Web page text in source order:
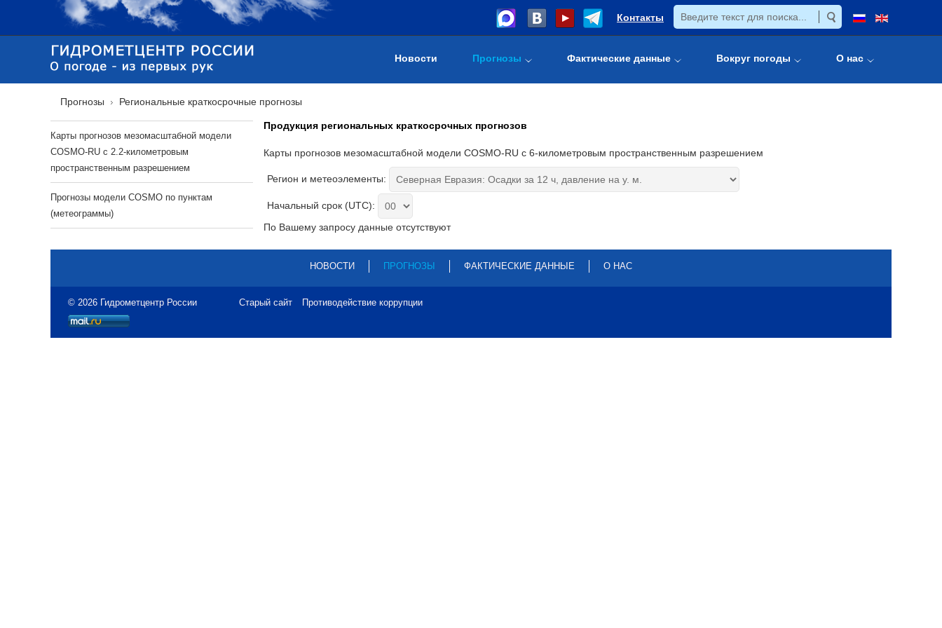
Контакты
Новости Прогнозы Фактические данные Вокруг погоды О нас
Прогнозы Региональные краткосрочные прогнозы
Продукция региональных краткосрочных прогнозов
Карты прогнозов мезомасштабной модели COSMO-RU с 6-километровым пространственным разрешением
Регион и метеоэлементы:
Начальный срок (UTC):
По Вашему запросу данные отсутствуют
Карты прогнозов мезомасштабной модели
COSMO-RU с 2.2-километровым
пространственным разрешением
Прогнозы модели COSMO по пунктам
(метеограммы)
НОВОСТИ ПРОГНОЗЫ ФАКТИЧЕСКИЕ ДАННЫЕ О НАС
© 2026 Гидрометцентр России Старый сайт Противодействие коррупции